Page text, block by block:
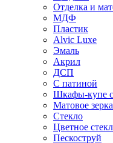
Отделка и
МДФ
Пластик
Alvic Luxe
Эмаль
Акрил
ДСП
С патиной
Шкафы-купе с
Матовое
Стекло
Цветное
Пескоструй